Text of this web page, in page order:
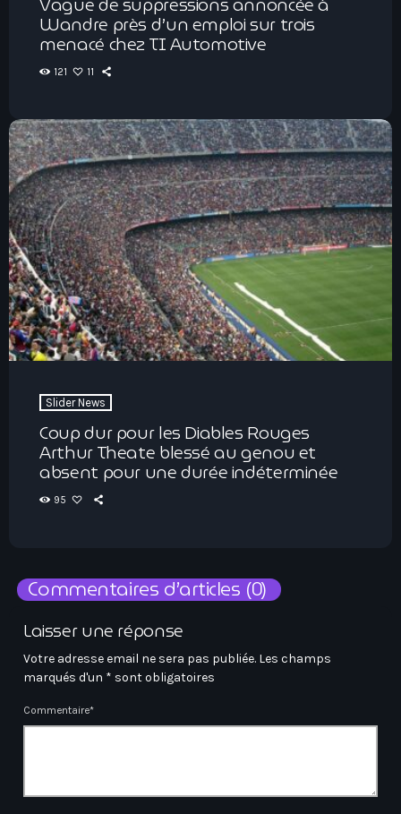
Wandre près d’un emploi sur trois
menacé chez TI Automotive
121 11
Slider News
Coup dur pour les Diables Rouges
Arthur Theate blessé au genou et
absent pour une durée indéterminée
95
Commentaires d’articles (0)
Laisser une réponse
Votre adresse email ne sera pas publiée. Les champs
marqués d'un * sont obligatoires
Commentaire*